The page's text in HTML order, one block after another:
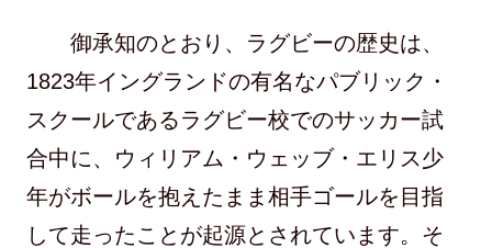
御承知のとおり、ラグビーの歴史は、
1823年イングランドの有名なパブリック・
スクールであるラグビー校でのサッカー試
合中に、ウィリアム・ウェッブ・エリス少
年がボールを抱えたまま相手ゴールを目指
して走ったことが起源とされています。そ